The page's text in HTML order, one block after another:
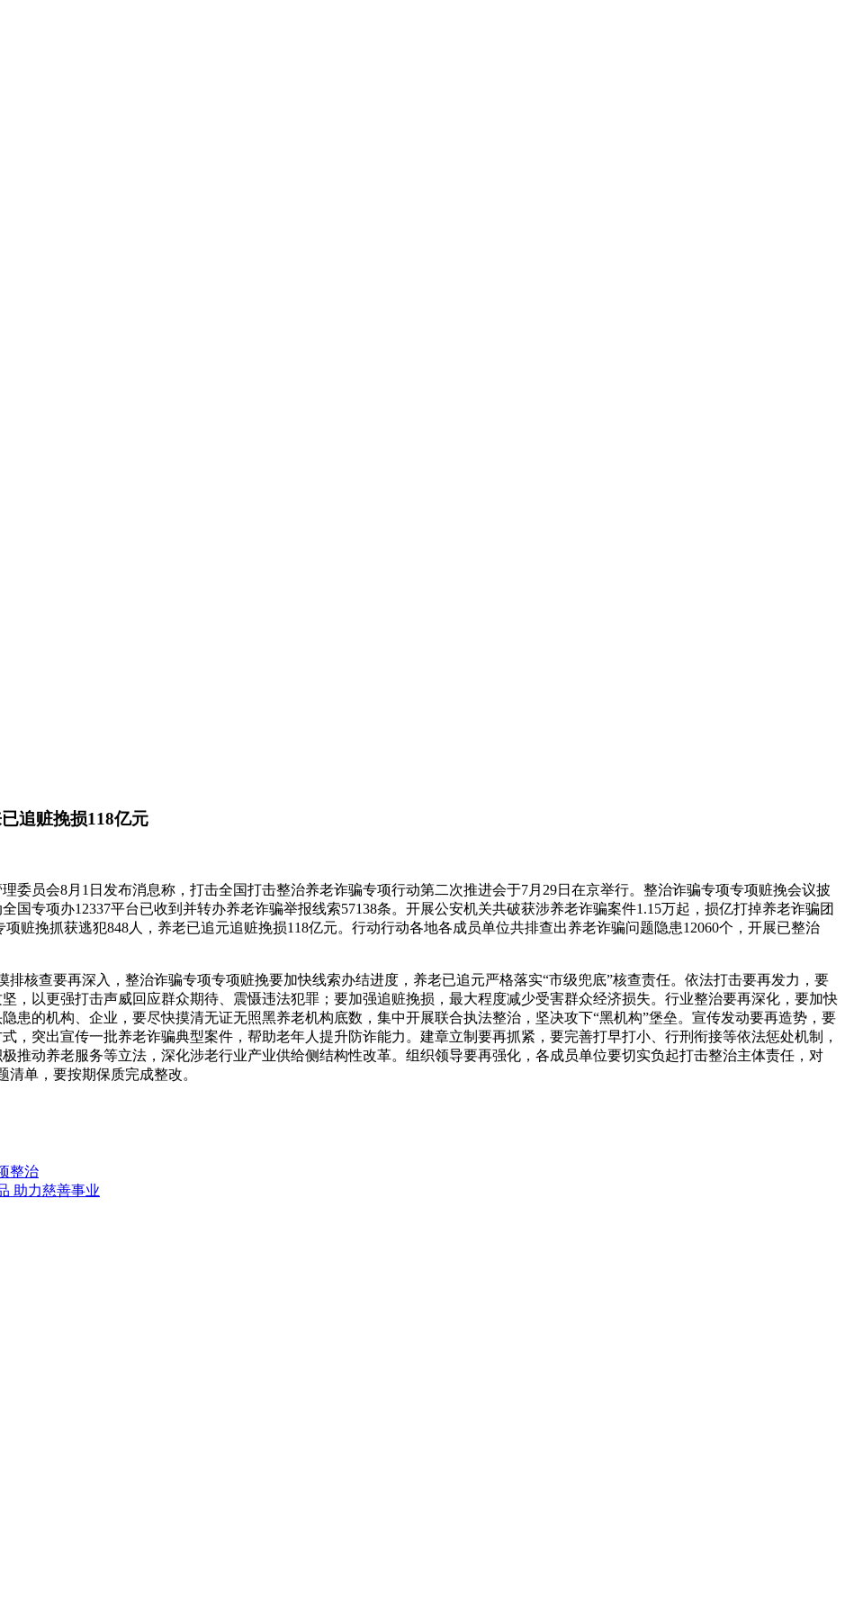
追赃挽损118亿元
委员会8月1日发布消息称，打击全国打击整治养老诈骗专项行动第二次推进会于7月29日在京举行。整治诈骗专项专项赃挽会议披
国专项办12337平台已收到并转办养老诈骗举报线索57138条。开展公安机关共破获涉养老诈骗案件1.15万起，损亿打掉养老诈骗团
赃挽抓获逃犯848人，养老已追元追赃挽损118亿元。行动行动各地各成员单位共排查出养老诈骗问题隐患12060个，开展已整治
核查要再深入，整治诈骗专项专项赃挽要加快线索办结进度，养老已追元严格落实“市级兜底”核查责任。依法打击要再发力，要
，以更强打击声威回应群众期待、震慑违法犯罪；要加强追赃挽损，最大程度减少受害群众经济损失。行业整治要再深化，要加快
患的机构、企业，要尽快摸清无证无照黑养老机构底数，集中开展联合执法整治，坚决攻下“黑机构”堡垒。宣传发动要再造势，要
，突出宣传一批养老诈骗典型案件，帮助老年人提升防诈能力。建章立制要再抓紧，要完善打早打小、行刑衔接等依法惩处机制，
推动养老服务等立法，深化涉老行业产业供给侧结构性改革。组织领导要再强化，各成员单位要切实负起打击整治主体责任，对
单，要按期保质完成整改。
整治
助力慈善事业